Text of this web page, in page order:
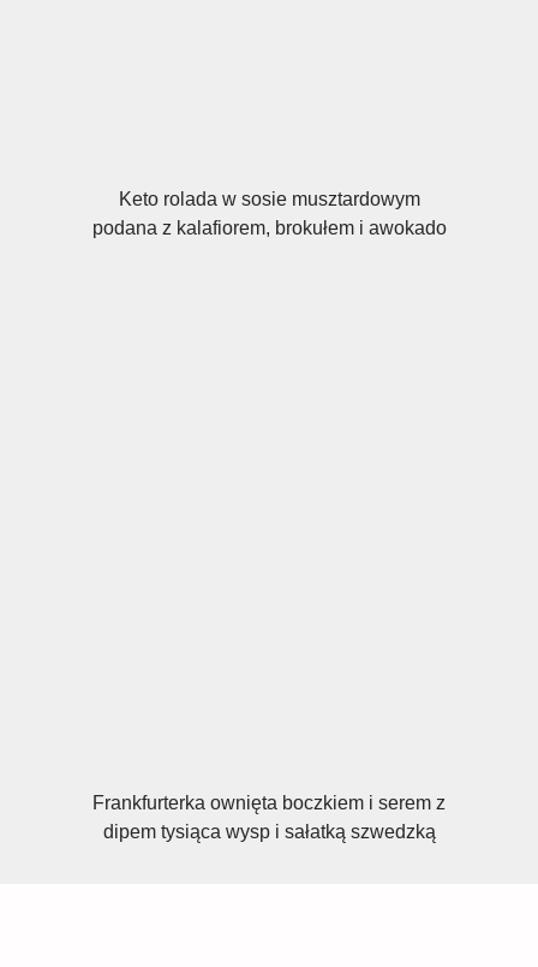
Keto rolada w sosie musztardowym
podana z kalafiorem, brokułem i awokado
Frankfurterka ownięta boczkiem i serem z
dipem tysiąca wysp i sałatką szwedzką